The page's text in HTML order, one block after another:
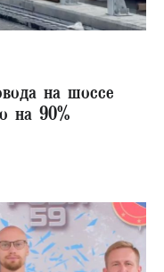
на шоссе
на 90%